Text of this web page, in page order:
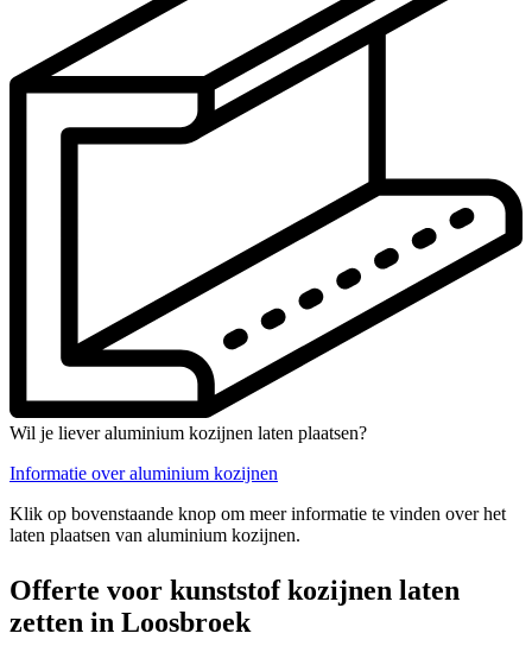
Wil je liever aluminium kozijnen laten plaatsen?
Informatie over aluminium kozijnen
Klik op bovenstaande knop om meer informatie te vinden over het
laten plaatsen van aluminium kozijnen.
Offerte voor kunststof kozijnen laten
zetten in Loosbroek